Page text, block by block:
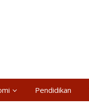
Pendidikan